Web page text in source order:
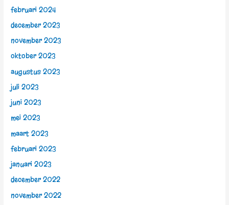
februari 2024
december 2023
november 2023
oktober 2023
augustus 2023
juli 2023
juni 2023
mei 2023
maart 2023
februari 2023
januari 2023
december 2022
november 2022